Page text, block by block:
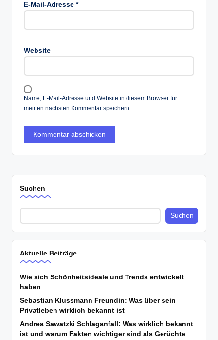
E-Mail-Adresse *
Website
Name, E-Mail-Adresse und Website in diesem Browser für
meinen nächsten Kommentar speichern.
Suchen
Suchen
Aktuelle Beiträge
Wie sich Schönheitsideale und Trends entwickelt
haben
Sebastian Klussmann Freundin: Was über sein
Privatleben wirklich bekannt ist
Andrea Sawatzki Schlaganfall: Was wirklich bekannt
ist und warum Fakten wichtiger sind als Gerüchte